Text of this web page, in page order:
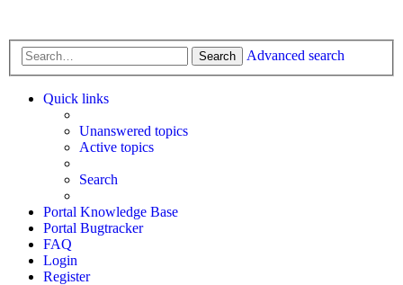
Search Advanced search
Quick links
Unanswered topics
Active topics
Search
Portal Knowledge Base
Portal Bugtracker
FAQ
Login
Register